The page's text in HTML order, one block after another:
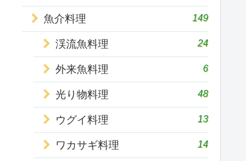
魚介料理 149
渓流魚料理 24
外来魚料理 6
光り物料理 48
ウグイ料理 13
ワカサギ料理 14